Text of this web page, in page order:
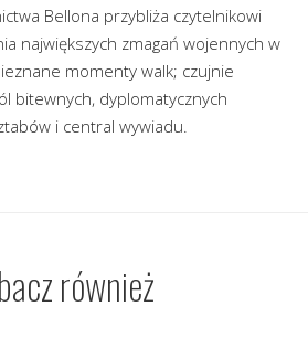
Bellona przybliża czytelnikowi
największych zmagań wojennych w
momenty walk; czujnie
bitewnych, dyplomatycznych
i central wywiadu.
również